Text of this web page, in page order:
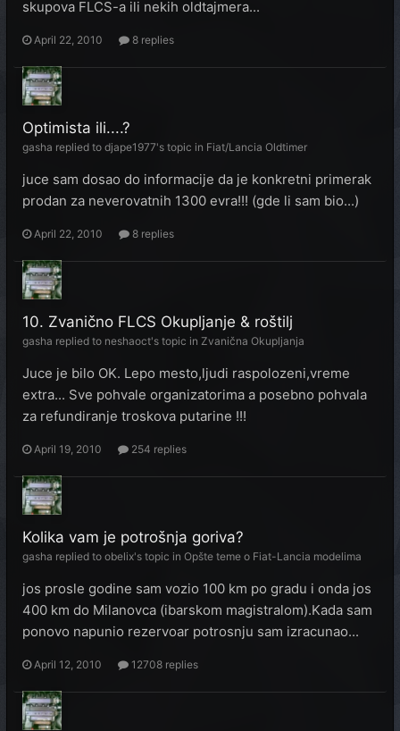
skupova FLCS-a ili nekih oldtajmera...
April 22, 2010 8 replies
Optimista ili....?
gasha replied to djape1977's topic in Fiat/Lancia Oldtimer
juce sam dosao do informacije da je konkretni primerak
prodan za neverovatnih 1300 evra!!! (gde li sam bio...)
April 22, 2010 8 replies
10. Zvanično FLCS Okupljanje & roštilj
gasha replied to neshaoct's topic in Zvanična Okupljanja
Juce je bilo OK. Lepo mesto,ljudi raspolozeni,vreme
extra... Sve pohvale organizatorima a posebno pohvala
za refundiranje troskova putarine !!!
April 19, 2010 254 replies
Kolika vam je potrošnja goriva?
gasha replied to obelix's topic in Opšte teme o Fiat-Lancia modelima
jos prosle godine sam vozio 100 km po gradu i onda jos
400 km do Milanovca (ibarskom magistralom).Kada sam
ponovo napunio rezervoar potrosnju sam izracunao...
April 12, 2010 12708 replies